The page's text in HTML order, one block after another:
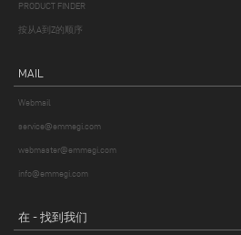
数据的保密性，避免未经授权方的不当访问。
4.数据通信
以下类别的第三方处理，例如
• 计算机系统管理技术支持服务提供商、
• 物流提供商、广告公司或其他服务提供商；
• 发送通信的外部远程平台供应商；
• 支付服务提供商；
PRODUCT FINDER
按从A到Z的顺序
MAIL
Webmail
service@emmegi.com
webmaster@emmegi.com
info@emmegi.com
在 - 找到我们